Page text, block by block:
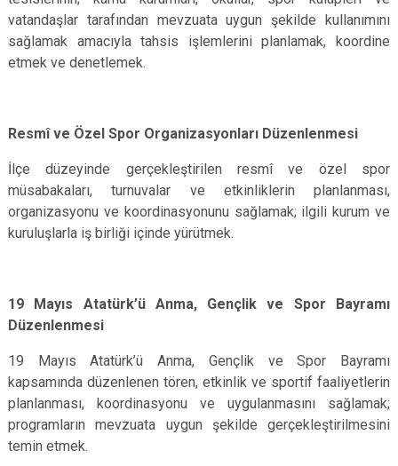
vatandaşlar tarafından mevzuata uygun şekilde kullanımını
sağlamak amacıyla tahsis işlemlerini planlamak, koordine
etmek ve denetlemek.
Resmî ve Özel Spor Organizasyonları Düzenlenmesi
İlçe düzeyinde gerçekleştirilen resmî ve özel spor
müsabakaları, turnuvalar ve etkinliklerin planlanması,
organizasyonu ve koordinasyonunu sağlamak; ilgili kurum ve
kuruluşlarla iş birliği içinde yürütmek.
19 Mayıs Atatürk’ü Anma, Gençlik ve Spor Bayramı
Düzenlenmesi
19 Mayıs Atatürk’ü Anma, Gençlik ve Spor Bayramı
kapsamında düzenlenen tören, etkinlik ve sportif faaliyetlerin
planlanması, koordinasyonu ve uygulanmasını sağlamak;
programların mevzuata uygun şekilde gerçekleştirilmesini
temin etmek.